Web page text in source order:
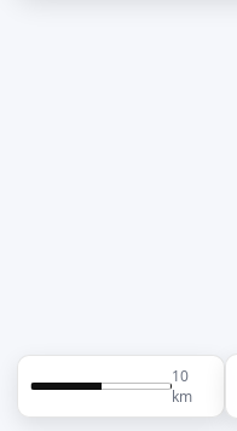
10
km